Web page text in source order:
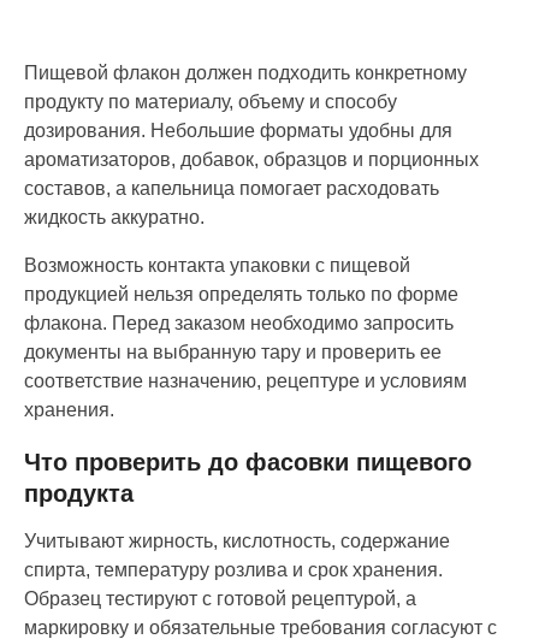
Пищевой флакон должен подходить конкретному
продукту по материалу, объему и способу
дозирования. Небольшие форматы удобны для
ароматизаторов, добавок, образцов и порционных
составов, а капельница помогает расходовать
жидкость аккуратно.
Возможность контакта упаковки с пищевой
продукцией нельзя определять только по форме
флакона. Перед заказом необходимо запросить
документы на выбранную тару и проверить ее
соответствие назначению, рецептуре и условиям
хранения.
Что проверить до фасовки пищевого
продукта
Учитывают жирность, кислотность, содержание
спирта, температуру розлива и срок хранения.
Образец тестируют с готовой рецептурой, а
маркировку и обязательные требования согласуют с